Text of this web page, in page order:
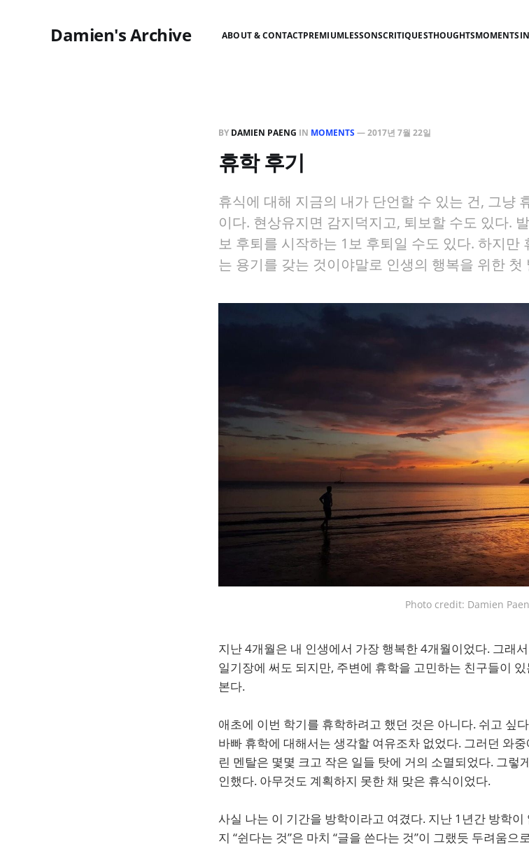
Damien's Archive ABOUT & CONTACTPREMIUMLESSONSCRITIQUESTHOUGHTSMOMENTS
BY DAMIEN PAENG IN MOMENTS—2017년 7월 22일
휴학 후기
휴식에 대해 지금의 내가 단언할 수 있는 건, 그냥
이다. 현상유지면 감지덕지고, 퇴보할 수도 있다.
보 후퇴를 시작하는 1보 후퇴일 수도 있다. 하지만
는 용기를 갖는 것이야말로 인생의 행복을 위한
Photo credit: Damien
지난 4개월은 내 인생에서 가장 행복한 4개월이었다. 그래
일기장에 써도 되지만, 주변에 휴학을 고민하는 친구들이
본다.
애초에 이번 학기를 휴학하려고 했던 것은 아니다. 쉬고 싶
바빠 휴학에 대해서는 생각할 여유조차 없었다. 그러던 와
린 멘탈은 몇몇 크고 작은 일들 탓에 거의 소멸되었다. 그렇
인했다. 아무것도 계획하지 못한 채 맞은 휴식이었다.
사실 나는 이 기간을 방학이라고 여겼다. 지난 1년간 방학
지 “쉰다는 것”은 마치 “글을 쓴다는 것”이 그랬듯 두려움